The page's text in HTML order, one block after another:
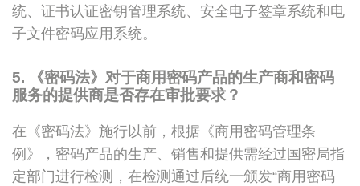
统、证书认证密钥管理系统、安全电子签章系统和电
子文件密码应用系统。
5. 《密码法》对于商用密码产品的生产商和密码
服务的提供商是否存在审批要求？
在《密码法》施行以前，根据《商用密码管理条
例》，密码产品的生产、销售和提供需经过国密局指
定部门进行检测，在检测通过后统一颁发“商用密码